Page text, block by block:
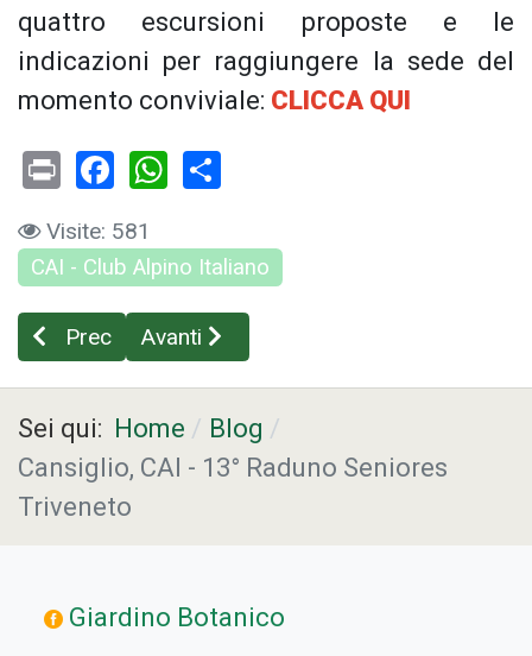
quattro escursioni proposte e le
indicazioni per raggiungere la sede del
momento conviviale: CLICCA QUI
PrintFacebook
WhatsApp
Visite: 581
CAI - Club Alpino Italiano
Articolo precedente: Le torbiere della Foresta
Prec Articolo successivo: Memoria delle
Avanti
Sei qui: Home
Blog
Cansiglio, CAI - 13° Raduno Seniores
Triveneto
Giardino Botanico